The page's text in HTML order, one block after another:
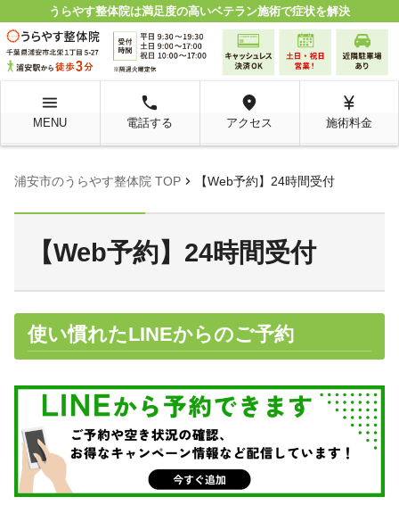
うらやす整体院は満足度の高いベテラン施術で症状を解決
menu
MENU
local_phone
電話する
room
アクセス
currency_yen
施術料金
浦安市のうらやす整体院 TOP chevron_right 【Web予約】24時間受付
【Web予約】24時間受付
使い慣れたLINEからのご予約